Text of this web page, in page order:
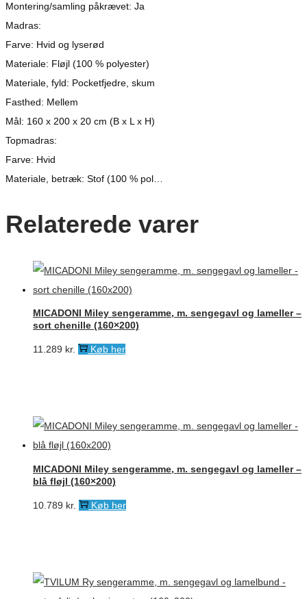
Montering/samling påkrævet: Ja
Madras:
Farve: Hvid og lyserød
Materiale: Fløjl (100 % polyester)
Materiale, fyld: Pocketfjedre, skum
Fasthed: Mellem
Mål: 160 x 200 x 20 cm (B x L x H)
Topmadras:
Farve: Hvid
Materiale, betræk: Stof (100 % pol…
Relaterede varer
MICADONI Miley sengeramme, m. sengegavl og lameller –
sort chenille (160×200)
11.289 kr. Køb her
MICADONI Miley sengeramme, m. sengegavl og lameller –
blå fløjl (160×200)
10.789 kr. Køb her